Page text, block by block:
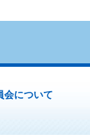
会について